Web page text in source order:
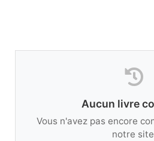
Aucun livre
Vous n'avez pas encore
notre